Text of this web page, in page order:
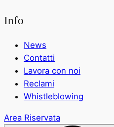
Info
News
Contatti
Lavora con noi
Reclami
Whistleblowing
Area Riservata